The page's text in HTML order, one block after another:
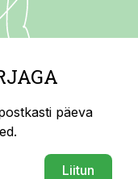
päeva
Liitun